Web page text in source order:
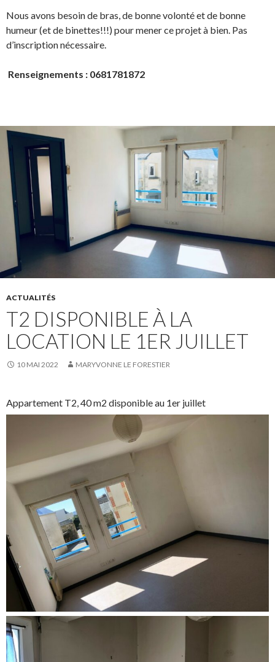
Nous avons besoin de bras, de bonne volonté et de bonne
humeur (et de binettes!!!) pour mener ce projet à bien. Pas
d’inscription nécessaire.
Renseignements : 0681781872
ACTUALITÉS
T2 DISPONIBLE À LA
LOCATION LE 1ER JUILLET
10 MAI 2022 MARYVONNE LE FORESTIER
Appartement T2, 40 m2 disponible au 1er juillet